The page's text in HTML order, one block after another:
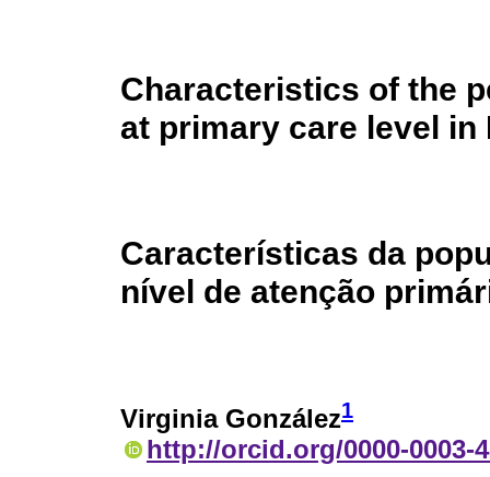
Characteristics of the
at primary care level in
Características da
nível de atenção
Virginia González1
http://orcid.org/0000-0003-